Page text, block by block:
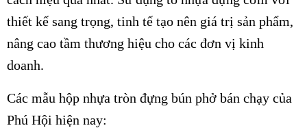
thiết kế sang trọng, tinh tế tạo nên giá trị sản phẩm,
nâng cao tầm thương hiệu cho các đơn vị kinh
doanh.
Các mẫu hộp nhựa tròn đựng bún phở bán chạy của
Phú Hội hiện nay: